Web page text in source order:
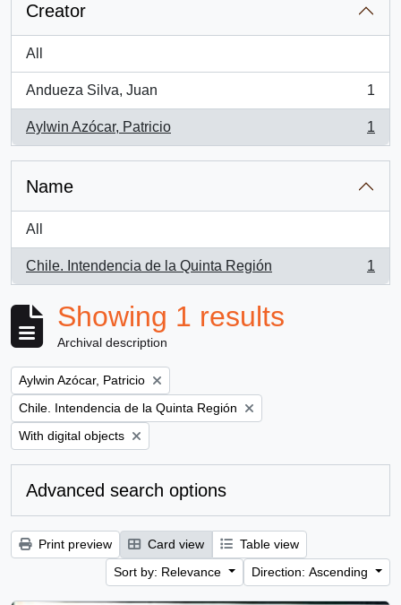
Creator
All
Andueza Silva, Juan
, 1 results
1
Aylwin Azócar, Patricio
, 1 results
1
Name
All
Chile. Intendencia de la Quinta Región
, 1 results
1
Showing 1 results
Archival description
Remove filter:
Aylwin Azócar, Patricio
Remove filter:
Chile. Intendencia de la Quinta Región
Remove filter:
With digital objects
Advanced search options
Print preview Card view
Table view
Sort by: Relevance
Direction: Ascending